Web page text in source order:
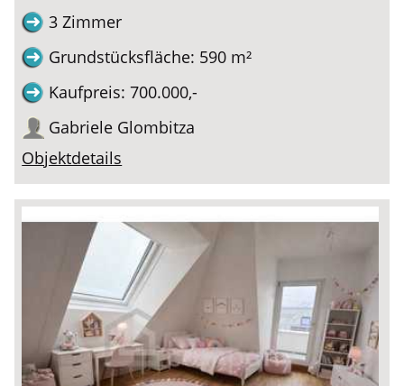
3 Zimmer
Grundstücksfläche: 590 m²
Kaufpreis: 700.000,-
Gabriele Glombitza
Objektdetails